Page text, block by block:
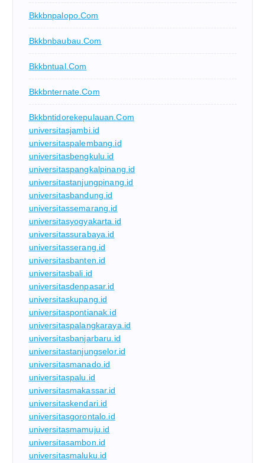
Bkkbnpalopo.com
Bkkbnbaubau.com
Bkkbntual.com
Bkkbnternate.com
Bkkbntidorekepulauan.com
universitasjambi.id
universitaspalembang.id
universitasbengkulu.id
universitaspangkalpinang.id
universitastanjungpinang.id
universitasbandung.id
universitassemarang.id
universitasyogyakarta.id
universitassurabaya.id
universitasserang.id
universitasbanten.id
universitasbali.id
universitasdenpasar.id
universitaskupang.id
universitaspontianak.id
universitaspalangkaraya.id
universitasbanjarbaru.id
universitastanjungselor.id
universitasmanado.id
universitaspalu.id
universitasmakassar.id
universitaskendari.id
universitasgorontalo.id
universitasmamuju.id
universitasambon.id
universitasmaluku.id